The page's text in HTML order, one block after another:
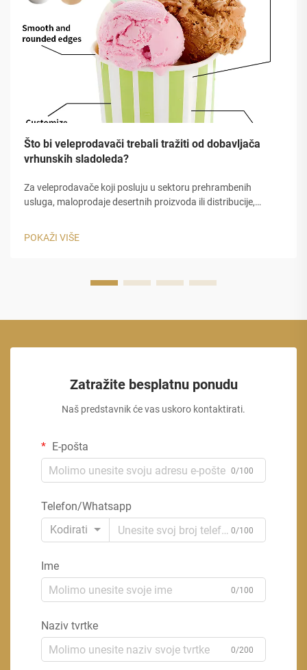
Što bi veleprodavači trebali tražiti od dobavljača
vrhunskih sladoleda?
Za veleprodavače koji posluju u sektoru prehrambenih
usluga, maloprodaje desertnih proizvoda ili distribucije,
odluka o nabavci koje ćete donijeti. Kvalitet vaše ambalaže
POKAŽI VIŠE
Zatražite besplatnu ponudu
Naš predstavnik će vas uskoro kontaktirati.
E-pošta
0/100
Telefon/Whatsapp
Kodirati
0/100
Ime
0/100
Naziv tvrtke
0/200